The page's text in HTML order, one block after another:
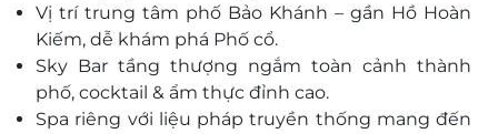
Vị trí trung tâm phố Bảo Khánh – gần Hồ Hoàn
Kiếm, dễ khám phá Phố cổ.
Sky Bar tầng thượng ngắm toàn cảnh thành
phố, cocktail & ẩm thực đỉnh cao.
Spa riêng với liệu pháp truyền thống mang đến